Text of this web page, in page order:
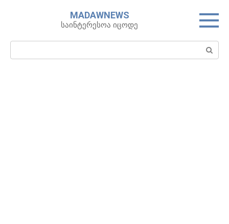
MADAWNEWS
საინტერესოა იცოდე
Search: